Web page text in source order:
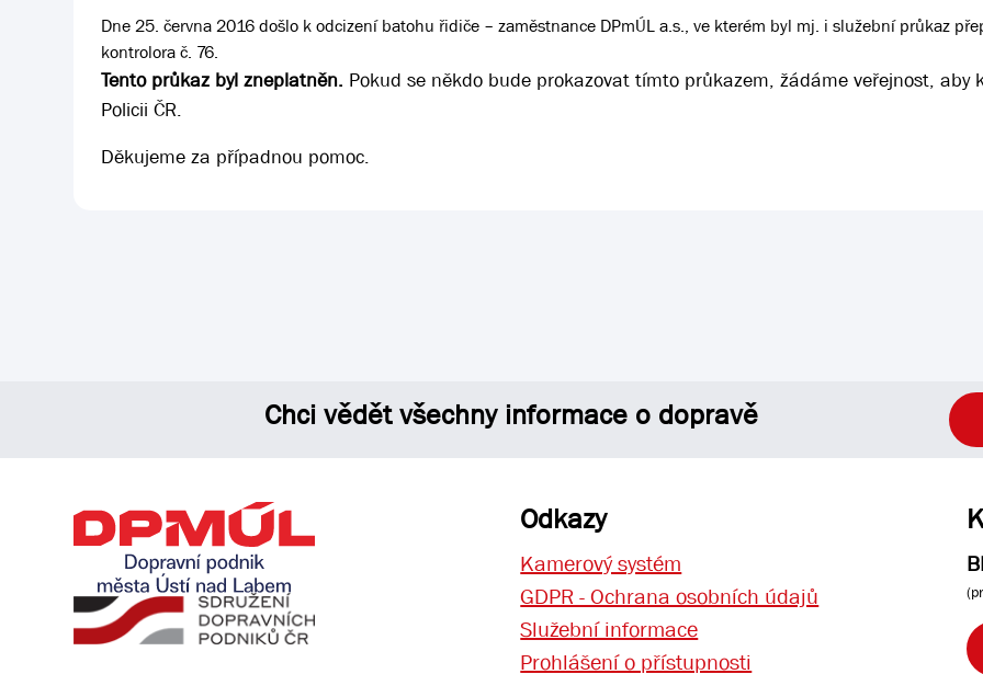
Dne 25. června 2016 došlo k odcizení batohu řidiče – zaměstnance DPmÚL a.s., ve kterém byl mj. i služební průkaz
kontrolora č. 76.
Tento průkaz byl zneplatněn. Pokud se někdo bude prokazovat tímto průkazem, žádáme veřejnost, aby
Policii ČR.
Děkujeme za případnou pomoc.
Chci vědět všechny informace o dopravě
Odkazy
Kamerový systém
GDPR - Ochrana osobních údajů
Služební informace
Prohlášení o přístupnosti